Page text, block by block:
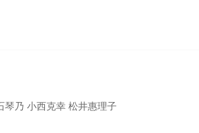
琴乃 小西克幸 松井惠理子